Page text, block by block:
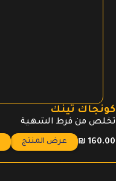
كونجاك تينك
تخلص من فرط الشهية
₪ 160.00 عرض المنتج